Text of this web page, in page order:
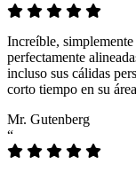
Increíble,
perfectamente
incluso sus cálidas
corto tiempo en su
Mr. Gutenberg
“